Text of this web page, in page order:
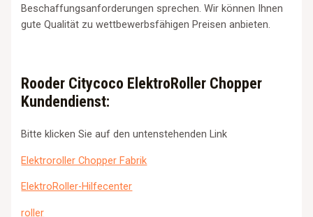
Beschaffungsanforderungen sprechen. Wir können Ihnen
gute Qualität zu wettbewerbsfähigen Preisen anbieten.
Rooder Citycoco ElektroRoller Chopper
Kundendienst:
Bitte klicken Sie auf den untenstehenden Link
Elektroroller Chopper Fabrik
ElektroRoller-Hilfecenter
roller